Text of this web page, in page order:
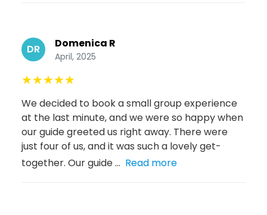
DR Domenica R
April, 2025
★★★★★
We decided to book a small group experience
at the last minute, and we were so happy when
our guide greeted us right away. There were
just four of us, and it was such a lovely get-
together. Our guide ... Read more